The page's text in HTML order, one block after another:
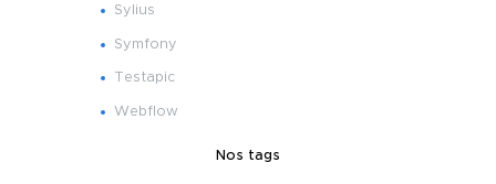
Sylius
Symfony
Testapic
Webflow
Nos tags